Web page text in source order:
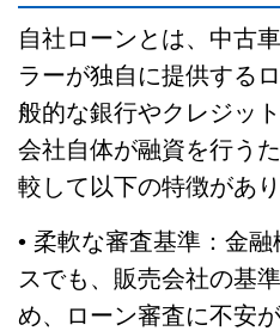
自社ローンとは、中古
ラーが独自に提供する
般的な銀行やクレジッ
会社自体が融資を行う
較して以下の特徴があり
• 柔軟な審査基準：金
スでも、販売会社の基
め、ローン審査に不安